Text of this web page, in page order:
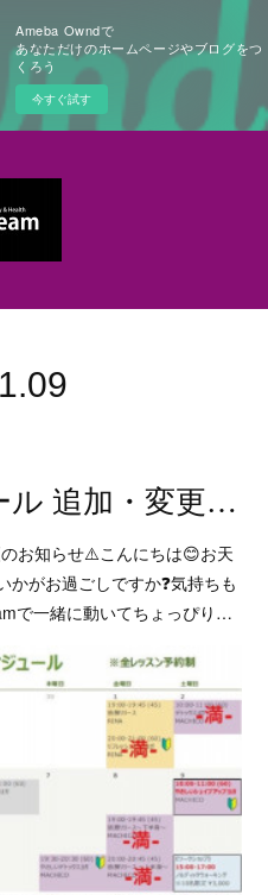
Ameba Owndで
あなただけのホームページやブログをつ
くろう
今すぐ試す
.09
⚠️10月スケジュール 追加・変更のお知らせ⚠️
お知らせ⚠️こんにちは😊お天
がお過ごしですか❓気持ちも
で一緒に動いてちょっぴり…